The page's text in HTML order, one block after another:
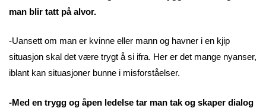
man blir tatt på alvor.
-Uansett om man er kvinne eller mann og havner i en kjip
situasjon skal det være trygt å si ifra. Her er det mange nyanser,
iblant kan situasjoner bunne i misforståelser.
-Med en trygg og åpen ledelse tar man tak og skaper dialog